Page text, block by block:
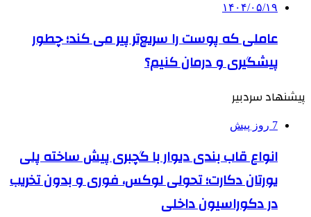
۱۴۰۴/۰۵/۱۹
عاملی که پوست را سریع‌تر پیر می کند؛ چطور
پیشگیری و درمان کنیم؟
پیشنهاد سردبیر
7 روز پیش
انواع قاب بندی دیوار با گچبری پیش ساخته پلی
یورتان دکارت؛ تحولی لوکس، فوری و بدون تخریب
در دکوراسیون داخلی